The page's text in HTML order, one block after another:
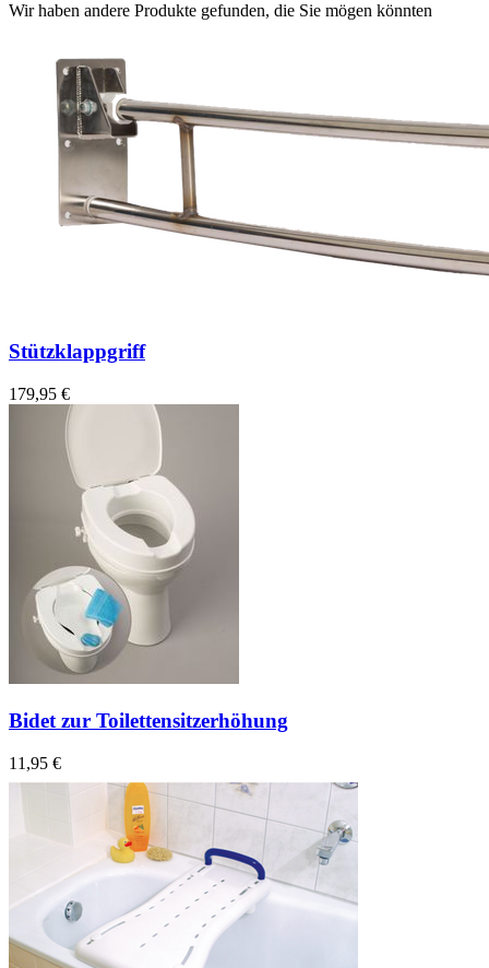
Wir haben andere Produkte gefunden, die Sie mögen könnten
Stützklappgriff
179,95 €
Bidet zur Toilettensitzerhöhung
11,95 €